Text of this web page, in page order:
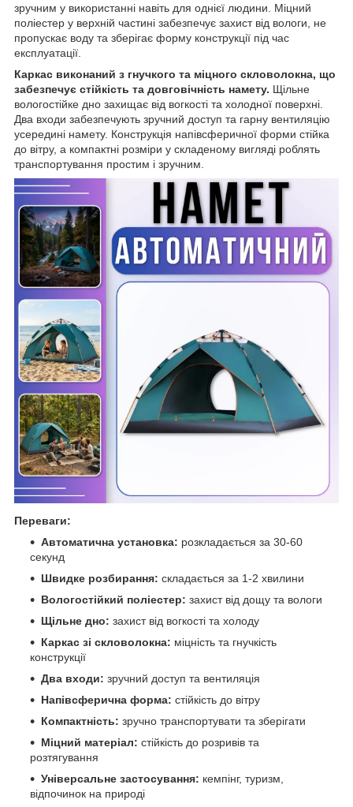
зручним у використанні навіть для однієї людини. Міцний
поліестер у верхній частині забезпечує захист від вологи, не
пропускає воду та зберігає форму конструкції під час
експлуатації.
Каркас виконаний з гнучкого та міцного скловолокна, що
забезпечує стійкість та довговічність намету. Щільне
вологостійке дно захищає від вогкості та холодної поверхні.
Два входи забезпечують зручний доступ та гарну вентиляцію
усередині намету. Конструкція напівсферичної форми стійка
до вітру, а компактні розміри у складеному вигляді роблять
транспортування простим і зручним.
Переваги:
Автоматична установка: розкладається за 30-60
секунд
Швидке розбирання: складається за 1-2 хвилини
Вологостійкий поліестер: захист від дощу та вологи
Щільне дно: захист від вогкості та холоду
Каркас зі скловолокна: міцність та гнучкість
конструкції
Два входи: зручний доступ та вентиляція
Напівсферична форма: стійкість до вітру
Компактність: зручно транспортувати та зберігати
Міцний матеріал: стійкість до розривів та
розтягування
Універсальне застосування: кемпінг, туризм,
відпочинок на природі